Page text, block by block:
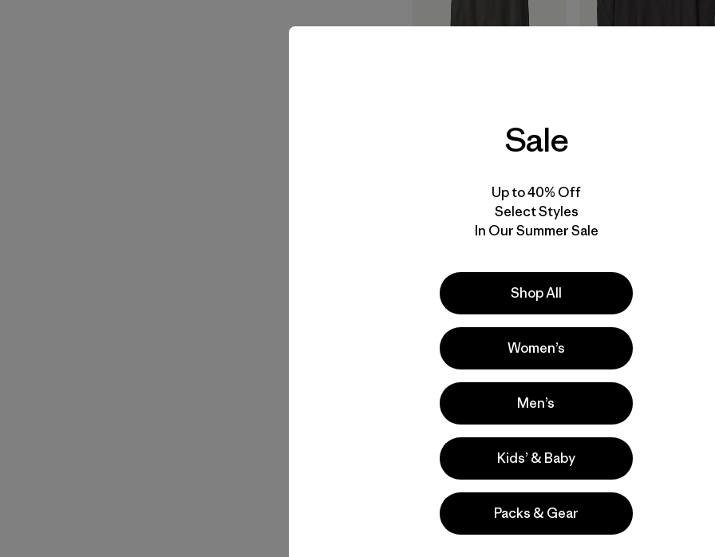
M's Fitz Roy Massif
Pocket Tee
M's Retro Pile Jacket
Best Seller Best Seller
Sale
Up to 40% Off
Select Styles
In Our Summer Sale
Shop All
Women’s
Men’s
Kids’ & Baby
Packs & Gear